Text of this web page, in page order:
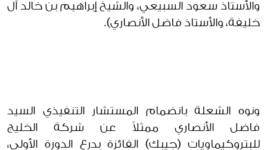
والأستاذ سعود السبيعي، والشيخ إبراهيم بن خالد آل
خليفة، والأستاذ فاضل الأنصاري).
ونوه الشعلة بانضمام المستشار التنفيذي السيد
فاضل الأنصاري ممثلاً عن شركة الخليج
للبتروكيماويات (جيبك) الفائزة بدرع الدورة الأولى،